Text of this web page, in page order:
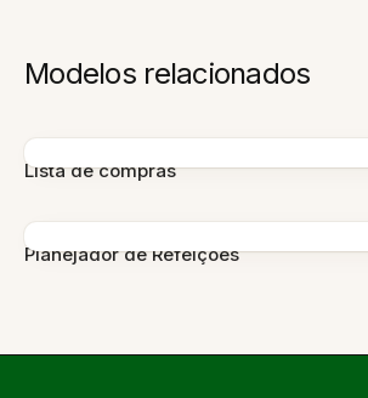
Modelos relacionados
Lista de compras
Planejador de Refeições